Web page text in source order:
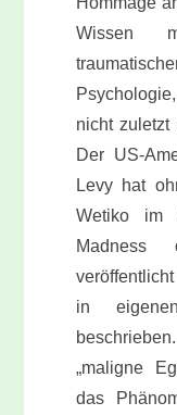
Wissen
nicht zuletzt
Der US-
Levy hat
Wetiko im
in
„maligne
das